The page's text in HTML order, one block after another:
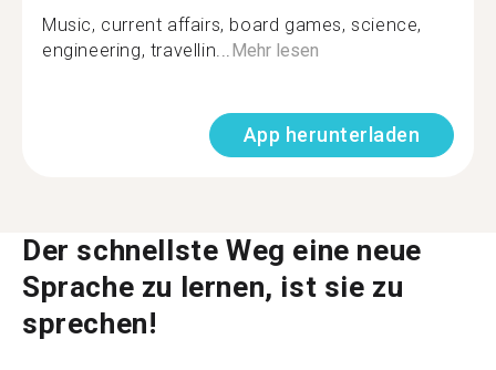
Music, current affairs, board games, science,
engineering, travellin... Mehr lesen
App herunterladen
Der schnellste Weg eine neue
Sprache zu lernen, ist sie zu
sprechen!